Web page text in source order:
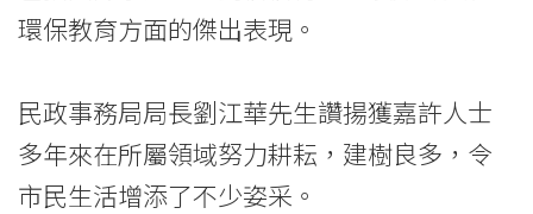
長
嘉
許」
環保教育方面的傑出表現。
民政事務局局長劉江華先生讚揚獲嘉許人士
多年來在所屬領域努力耕耘，建樹良多，令
市民生活增添了不少姿采。